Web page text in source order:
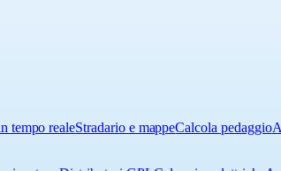
tempo realeStradario e mappeCalcola pedaggio